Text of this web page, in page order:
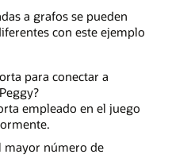
a grafos se pueden
con este ejemplo
para conectar a
empleado en el juego
mayor número de